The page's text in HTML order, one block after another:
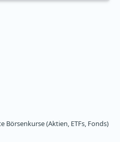
(Aktien, ETFs, Fonds)